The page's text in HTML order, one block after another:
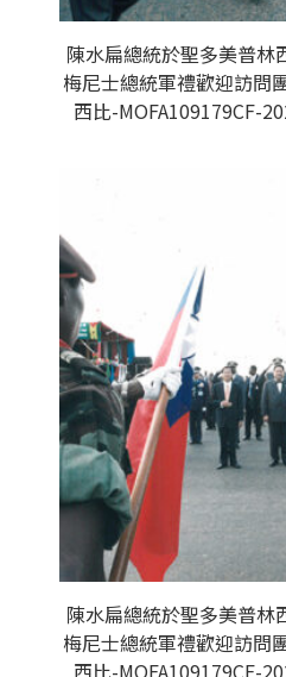
陳水扁總統於聖多美普林
梅尼士總統軍禮歡迎訪問
西比-MOFA109179CF-
陳水扁總統於聖多美普林
梅尼士總統軍禮歡迎訪問
西比-MOFA109179CF-